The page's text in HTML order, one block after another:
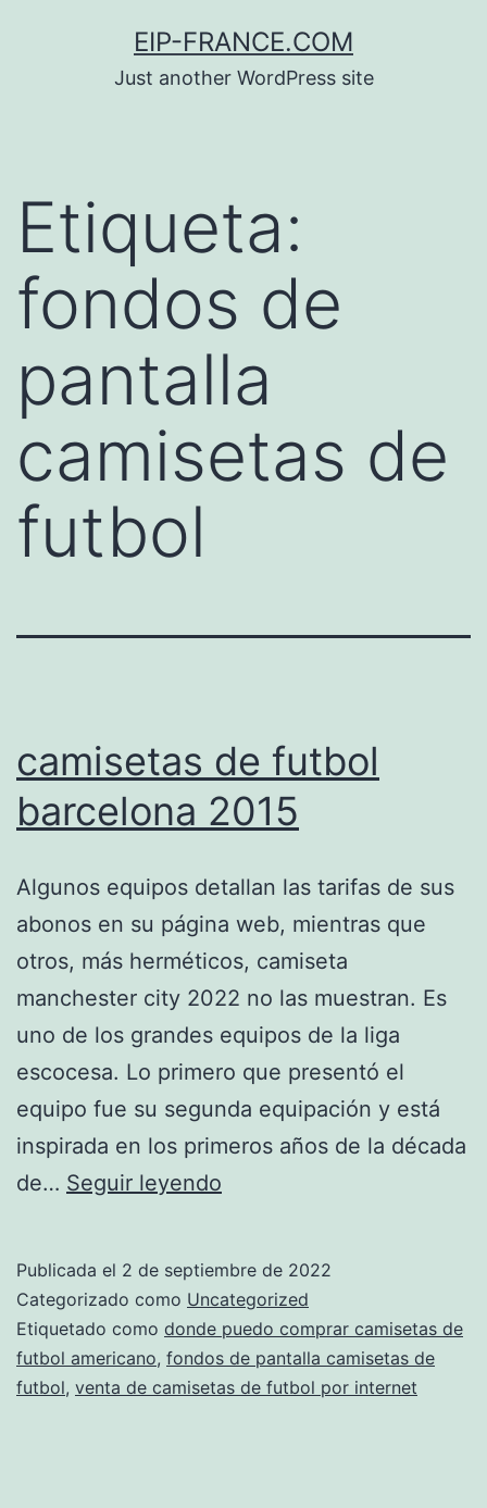
EIP-FRANCE.COM
Just another WordPress site
Etiqueta:
fondos de
pantalla
camisetas de
futbol
camisetas de futbol
barcelona 2015
Algunos equipos detallan las tarifas de sus
abonos en su página web, mientras que
otros, más herméticos, camiseta
manchester city 2022 no las muestran. Es
uno de los grandes equipos de la liga
escocesa. Lo primero que presentó el
equipo fue su segunda equipación y está
inspirada en los primeros años de la década
de… Seguir leyendo
barcelona
2015
Publicada el 2 de septiembre de 2022
Categorizado como Uncategorized
Etiquetado como donde puedo comprar camisetas de
futbol americano, fondos de pantalla camisetas de
futbol, venta de camisetas de futbol por internet